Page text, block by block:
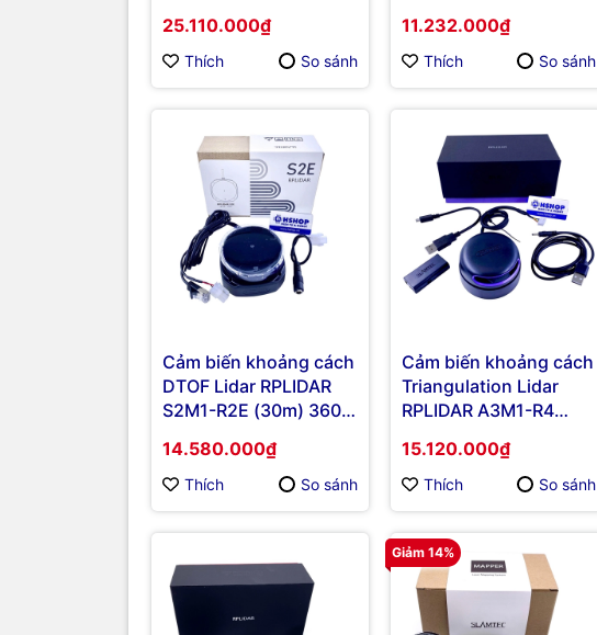
Perception System
25.110.000₫
Thích So sánh
11.232.000₫
Thích So sánh
Cảm biến khoảng cách
DTOF Lidar RPLIDAR
S2M1-R2E (30m) 360°
14.580.000₫
Thích So sánh
Cảm biến khoảng cách
Triangulation Lidar
RPLIDAR A3M1-R4
Scanner
15.120.000₫
Thích So sánh
Giảm 14%